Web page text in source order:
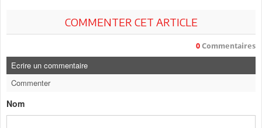
COMMENTER CET ARTICLE
0 Commentaires
Ecrire un commentaire
Commenter
Nom